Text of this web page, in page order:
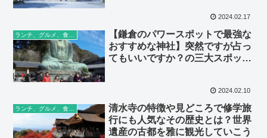
2024.02.17
ランチ、グルメ、食べ歩き
【鎌倉のパワースポットで最強な
おすすめな神社】突然ですが占っ
てもいいですか？の三大スポット
2024.02.10
清水寺の特徴や見どころで修学旅
行にも人気なその歴史とは？世界
遺産の古都を雅に観光していこう